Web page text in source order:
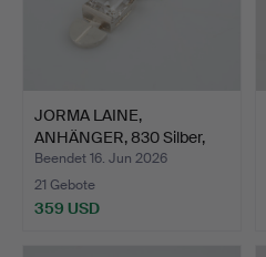
JORMA LAINE,
ANHÄNGER, 830 Silber,
Bergkri…
Beendet 16. Jun 2026
21 Gebote
359 USD